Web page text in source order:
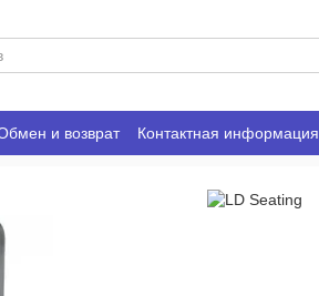
и возврат Контактная информация